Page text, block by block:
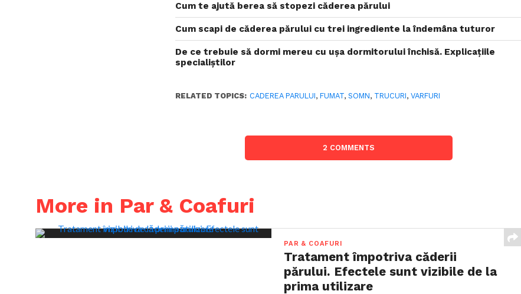
Cum te ajută berea să stopezi căderea părului
Cum scapi de căderea părului cu trei ingrediente la îndemâna tuturor
De ce trebuie să dormi mereu cu ușa dormitorului închisă. Explicațiile
specialiștilor
RELATED TOPICS: CADEREA PARULUI,FUMAT,SOMN, TRUCURI,VARFURI
2 COMMENTS
More in Par & Coafuri
PAR & COAFURI
Tratament împotriva căderii
părului. Efectele sunt vizibile de la
prima utilizare